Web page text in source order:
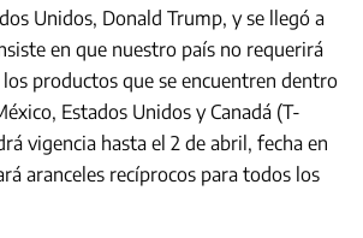
Unidos, Donald Trump, y se llegó a
en que nuestro país no requerirá
los productos que se encuentren dentro
Estados Unidos y Canadá (T-
vigencia hasta el 2 de abril, fecha en
aranceles recíprocos para todos los